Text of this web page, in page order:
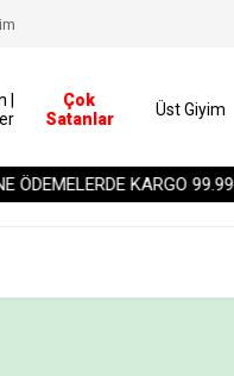
ÖDEMELERDE KARGO 99.99₺
Çok
Satanlar
Üst Giyim